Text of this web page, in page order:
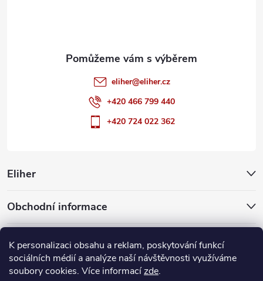
K personalizaci obsahu a reklam, poskytování funkcí
sociálních médií a analýze naší návštěvnosti využíváme
soubory cookies. Více informacízde.
Eliher
Obchodní informace
Partnerské weby
eliher@eliher.cz
+420 466 799 440
+420 724 022 362